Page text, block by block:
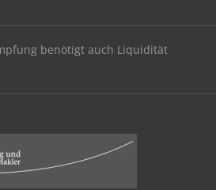
benötigt auch Liquidität